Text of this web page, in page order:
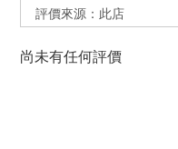
尚未有任何評價